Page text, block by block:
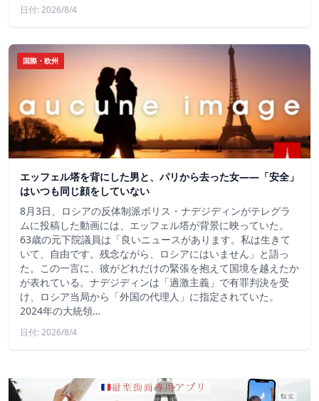
日付: 2026/8/4
国際・欧州
エッフェル塔を背にした男と、パリから去った女——「安全」
はいつも同じ顔をしていない
8月3日、ロシアの反体制派ボリス・ナデジディンがテレグラ
ムに投稿した動画には、エッフェル塔が背景に映っていた。
63歳の元下院議員は「良いニュースがあります。私は生きて
いて、自由です。残念ながら、ロシアにはいません」と語っ
た。この一言に、彼がどれだけの緊張を抱えて国境を越えたか
が表れている。ナデジディンは「過激主義」で有罪判決を受
け、ロシア当局から「外国の代理人」に指定されていた。
2024年の大統領…
日付: 2026/8/4